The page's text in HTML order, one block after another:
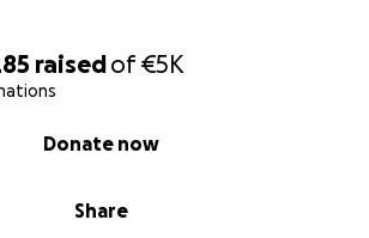
raisedof€5K
Share
Donate now